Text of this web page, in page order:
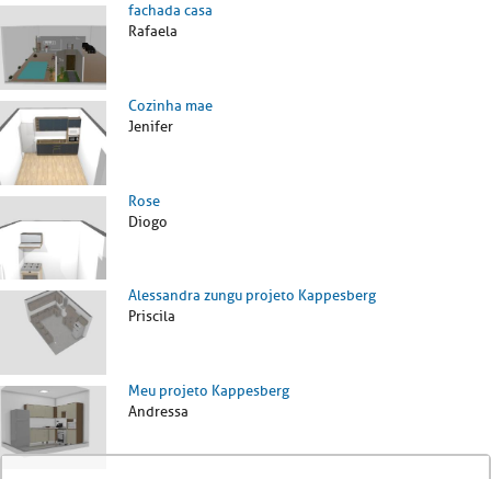
fachada casa
Rafaela
Cozinha mae
Jenifer
Rose
Diogo
Alessandra zungu projeto Kappesberg
Priscila
Meu projeto Kappesberg
Andressa